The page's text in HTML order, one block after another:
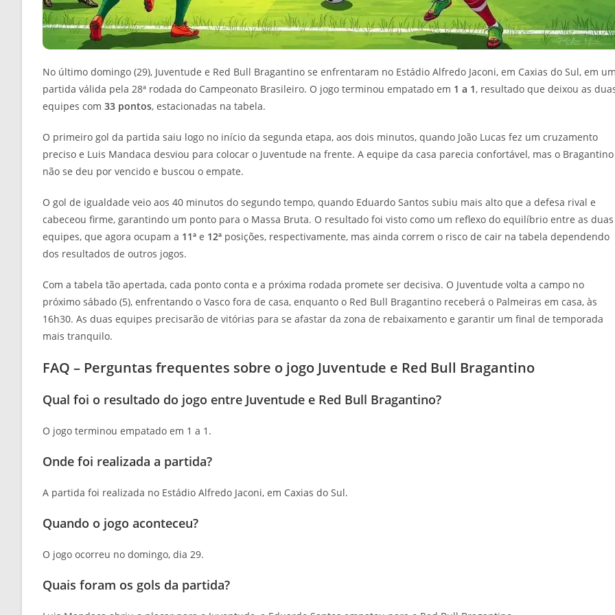
No último domingo (29), Juventude e Red Bull Bragantino se enfrentaram no Estádio Alfredo Jaconi, em Caxias do Sul, em
partida válida pela 28ª rodada do Campeonato Brasileiro. O jogo terminou empatado em 1 a 1, resultado que deixou as
equipes com 33 pontos, estacionadas na tabela.
O primeiro gol da partida saiu logo no início da segunda etapa, aos dois minutos, quando João Lucas fez um cruzamento
preciso e Luis Mandaca desviou para colocar o Juventude na frente. A equipe da casa parecia confortável, mas o Bragantino
não se deu por vencido e buscou o empate.
O gol de igualdade veio aos 40 minutos do segundo tempo, quando Eduardo Santos subiu mais alto que a defesa rival e
cabeceou firme, garantindo um ponto para o Massa Bruta. O resultado foi visto como um reflexo do equilíbrio entre as duas
equipes, que agora ocupam a 11ª e 12ª posições, respectivamente, mas ainda correm o risco de cair na tabela dependendo
dos resultados de outros jogos.
Com a tabela tão apertada, cada ponto conta e a próxima rodada promete ser decisiva. O Juventude volta a campo no
próximo sábado (5), enfrentando o Vasco fora de casa, enquanto o Red Bull Bragantino receberá o Palmeiras em casa, às
16h30. As duas equipes precisarão de vitórias para se afastar da zona de rebaixamento e garantir um final de temporada
mais tranquilo.
FAQ – Perguntas frequentes sobre o jogo Juventude e Red Bull Bragantino
Qual foi o resultado do jogo entre Juventude e Red Bull Bragantino?
O jogo terminou empatado em 1 a 1.
Onde foi realizada a partida?
A partida foi realizada no Estádio Alfredo Jaconi, em Caxias do Sul.
Quando o jogo aconteceu?
O jogo ocorreu no domingo, dia 29.
Quais foram os gols da partida?